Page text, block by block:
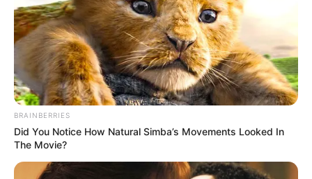
bySzerző • March 12, 2026
BRAINBERRIES
Did You Notice How Natural Simba’s Movements Looked In
The Movie?